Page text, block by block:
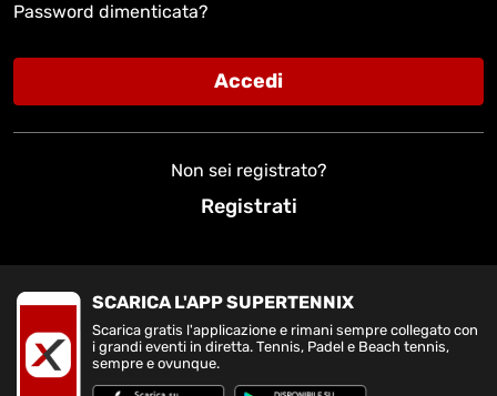
Password dimenticata?
Accedi
Non sei registrato?
Registrati
SCARICA L'APP SUPERTENNIX
Scarica gratis l'applicazione e rimani sempre collegato con
i grandi eventi in diretta. Tennis, Padel e Beach tennis,
sempre e ovunque.